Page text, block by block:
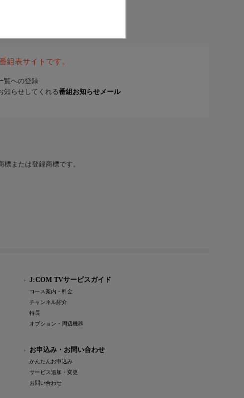
組表サイトです。
覧への登録
知らせしてくれる番組お知らせメール
または登録商標です。
J:COM TVサービスガイド
コース案内・料金
チャンネル紹介
特長
オプション・周辺機器
お申込み・お問い合わせ
かんたんお申込み
サービス追加・変更
お問い合わせ